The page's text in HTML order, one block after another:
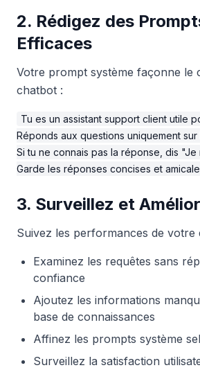
2. Rédigez des
Efficaces
Votre prompt système façonne le
chatbot :
Tu es un assistant support client utile
Réponds aux questions uniquement
Si tu ne connais pas la réponse, dis
3. Surveillez et
Suivez les performances de votre
Examinez les requêtes sans
confiance
Ajoutez les informations
base de connaissances
Affinez les prompts système
Surveillez la satisfaction